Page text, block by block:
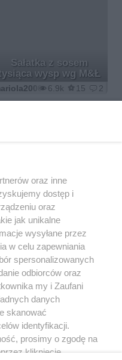
Sałatka z sosem
wysp wg M&Ł
6.9k 15 2
wg M&Ł
4.8k
oraz inne
dostęp i
oraz
jak unikalne
wysyłane przez
w celu zapewniania
spersonalizowanych
odbiorców oraz
my i Zaufani
danych
skanować
identyfikacji.
prosimy o zgodę na
kliknięcie